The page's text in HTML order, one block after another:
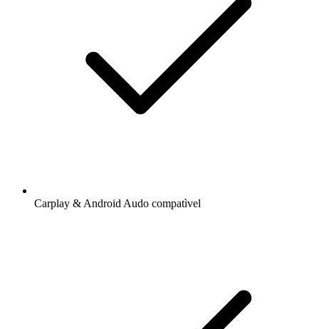
Carplay & Android Audo compatìvel